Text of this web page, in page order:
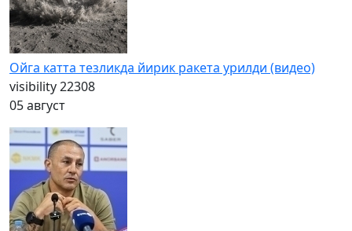
Ойга катта тезликда йирик ракета урилди (видео)
visibility22308
05 август